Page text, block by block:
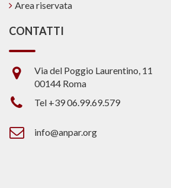
Area riservata
CONTATTI
Via del Poggio Laurentino, 11
00144 Roma
Tel +39 06.99.69.579
info@anpar.org